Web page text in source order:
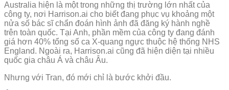
Australia hiện là một trong những thị trường lớn nhất của
công ty, nơi Harrison.ai cho biết đang phục vụ khoảng một
nửa số bác sĩ chẩn đoán hình ảnh đã đăng ký hành nghề
trên toàn quốc. Tại Anh, phần mềm của công ty đang đánh
giá hơn 40% tổng số ca X-quang ngực thuộc hệ thống NHS
England. Ngoài ra, Harrison.ai cũng đã hiện diện tại nhiều
quốc gia châu Á và châu Âu.
Nhưng với Tran, đó mới chỉ là bước khởi đầu.